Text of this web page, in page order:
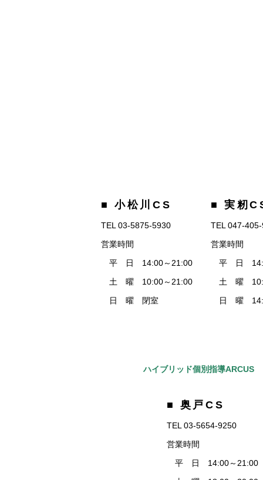
■ 小松川CS
TEL 03-5875-5930
営業時間
平 日 14:00～21:00
土 曜 10:00～21:00
日 曜 閉室
■ 実籾
TEL 047-
営業時間
平 日
土 曜
日 曜
ハイブリッド個別指導ARCUS
■ 奥戸CS
TEL 03-5654-9250
営業時間
平 日 14:00～21:00